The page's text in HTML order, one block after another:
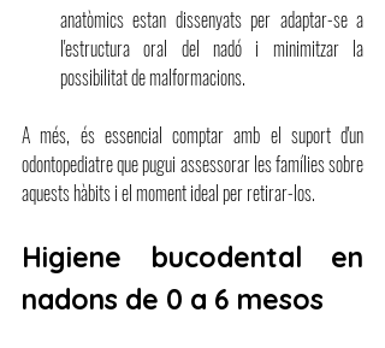
anatòmics estan dissenyats per adaptar-se a
l'estructura oral del nadó i minimitzar la
possibilitat de malformacions.
A més, és essencial comptar amb el suport d'un
odontopediatre que pugui assessorar les famílies sobre
aquests hàbits i el moment ideal per retirar-los.
Higiene bucodental en
nadons de 0 a 6 mesos